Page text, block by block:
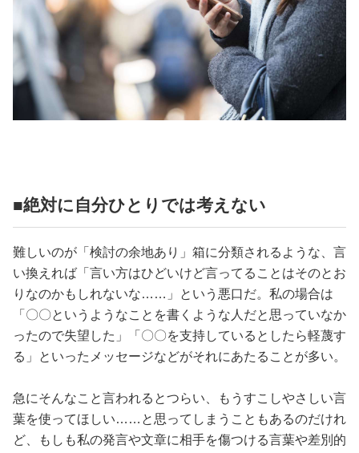
■絶対に自分ひとりでは考えない
難しいのが「検討の余地あり」箱に分類されるような、言
い換えれば「言い方はひどいけど言ってることはそのとお
りなのかもしれないな……」という悪口だ。私の場合は
「〇〇というようなことを書くような人だと思っていなか
ったので失望した」「〇〇を支持しているとしたら軽蔑す
る」といったメッセージなどがそれにあたることが多い。
急にそんなこと言われるとつらい、もうすこしやさしい言
葉を使ってほしい……と思ってしまうこともあるのだけれ
ど、もしも私の発言や文章に相手を傷つける言葉や差別的